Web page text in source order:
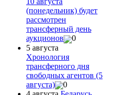
(понедельник) будет
рассмотрен
трансферный день
аукционов
0
5 августа
Хронология
трансферного дня
свободных агентов (5
августа)
0